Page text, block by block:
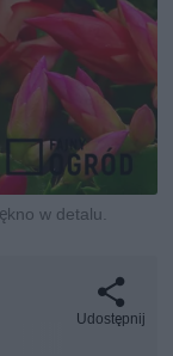
w detalu.
Udostępnij